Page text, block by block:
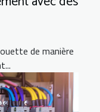
de manière